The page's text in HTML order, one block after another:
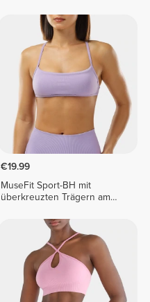
€19.99
MuseFit Sport-BH mit
überkreuzten Trägern am